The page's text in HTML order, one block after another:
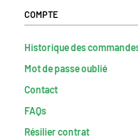
Compte
Historique des
Mot de passe oublié
Contact
FAQs
Résilier contrat